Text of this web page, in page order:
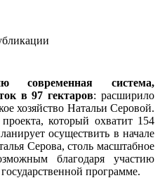
современная система,
в 97 гектаров: расширило
хозяйство Натальи Серовой.
который охватит 154
осуществить в начале
Серова, столь масштабное
благодаря участию
программе.